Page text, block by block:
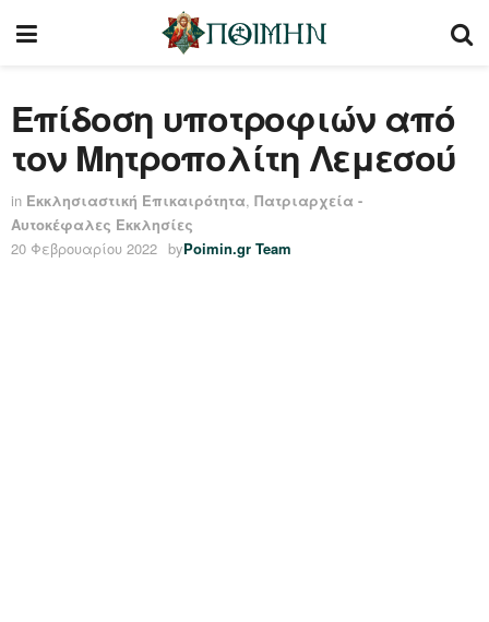
Επίδοση υποτροφιών από
τον Μητροπολίτη Λεμεσού
in Εκκλησιαστική Επικαιρότητα, Πατριαρχεία -
Αυτοκέφαλες Εκκλησίες
20 Φεβρουαρίου 2022 byPoimin.gr Team